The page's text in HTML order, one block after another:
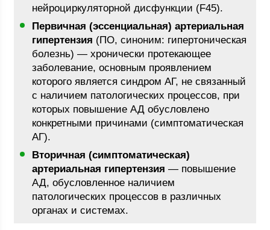
нейроциркуляторной дисфункции (F45).
Первичная (эссенциальная) артериальная
гипертензия (ПО, синоним: гипертоническая
болезнь) — хронически протекающее
заболевание, основным проявлением
которого является синдром АГ, не связанный
с наличием патологических процессов, при
которых повышение АД обусловлено
конкретными причинами (симптоматическая
АГ).
Вторичная (симптоматическая)
артериальная гипертензия — повышение
АД, обусловленное наличием
патологических процессов в различных
органах и системах.